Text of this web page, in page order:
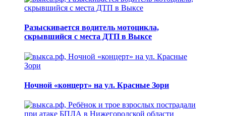
Разыскивается водитель мотоцикла,
скрывшийся с места ДТП в Выксе
Ночной «концерт» на ул. Красные Зори